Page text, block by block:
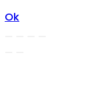
Ok